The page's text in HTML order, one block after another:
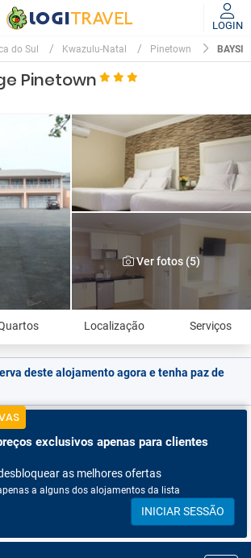
LOGIN
do Sul Kwazulu-Natal Pinetown
Pinetown
Ver fotos (5)
Localização Serviços
deste alojamento agora e tenha paz de
exclusivos apenas para clientes
as melhores ofertas
a alguns dos alojamentos da lista
INICIAR SESSÃO